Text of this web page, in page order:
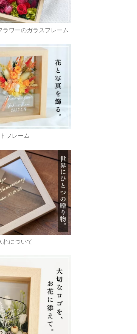
ラワーのガラスフレーム
フレーム
れについて